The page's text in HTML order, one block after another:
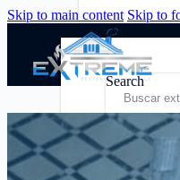
Skip to main content Skip to
Residencial
Comercial
Search
Enlaces